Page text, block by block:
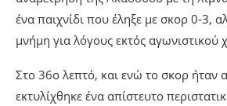
ένα παιχνίδι που έληξε με σκορ 0-3,
μνήμη για λόγους εκτός αγωνιστικού
Στο 36ο λεπτό, και ενώ το σκορ ήταν
εκτυλίχθηκε ένα απίστευτο